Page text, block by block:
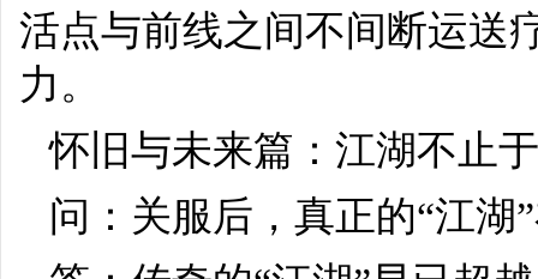
活点与前线之间不间断运送
力。
怀旧与未来篇：江湖不止
问：关服后，真正的“江湖